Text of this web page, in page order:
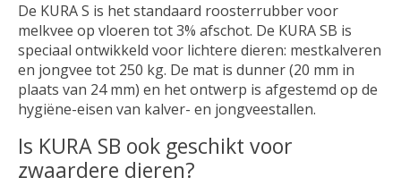
De KURA S is het standaard roosterrubber voor
melkvee op vloeren tot 3% afschot. De KURA SB is
speciaal ontwikkeld voor lichtere dieren: mestkalveren
en jongvee tot 250 kg. De mat is dunner (20 mm in
plaats van 24 mm) en het ontwerp is afgestemd op de
hygiëne-eisen van kalver- en jongveestallen.
Is KURA SB ook geschikt voor
zwaardere dieren?